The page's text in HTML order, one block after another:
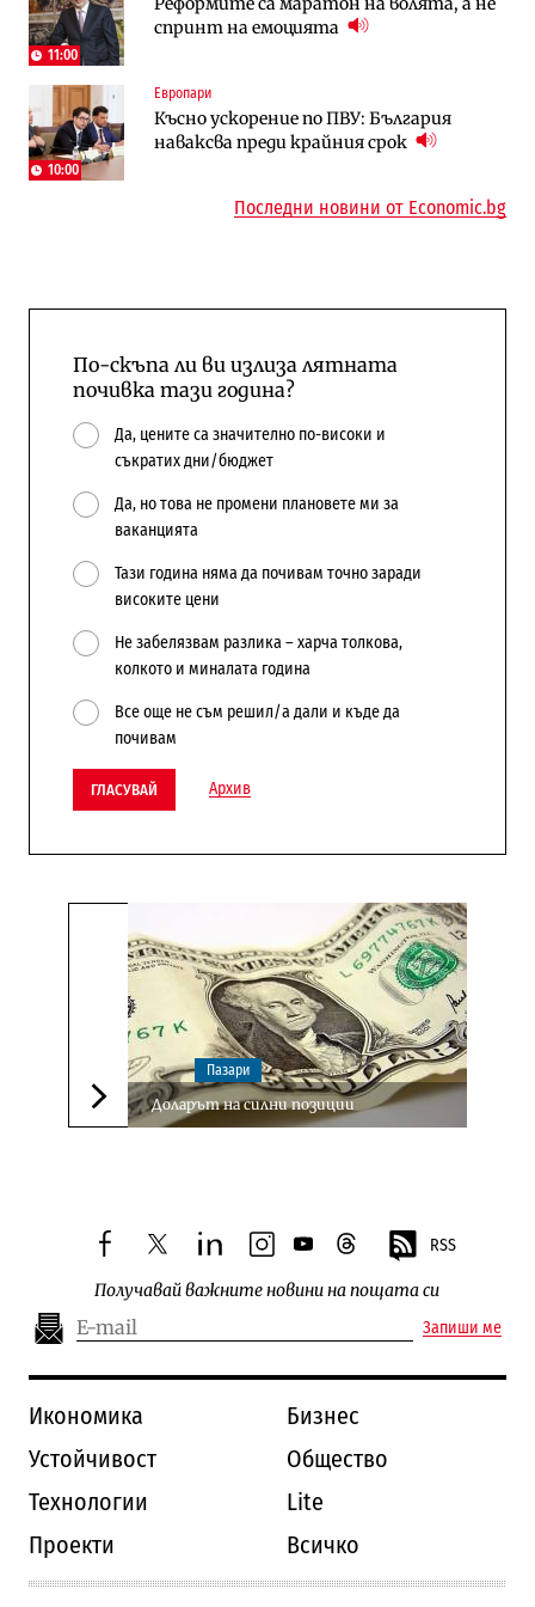
11:00
спринт на емоцията
10:00
Европари
Късно ускорение по ПВУ: България
наваксва преди крайния срок
няколко седмици, ако сушата продължи
Енергетика
Държавният ТЕЦ „Марица изток 2“
работи с 5 блока
в лева: Какво предстои?
Компании
„Ендуросат“ ще строи огромен
космически и отбранителен център в
Последни новини от Economic.bg
По-скъпа ли ви излиза лятната
почивка тази година?
Да, цените са значително по-високи и
съкратих дни/бюджет
Да, но това не промени плановете ми за
ваканцията
Тази година няма да почивам точно заради
високите цени
Не забелязвам разлика – харча толкова,
колкото и миналата година
Все още не съм решил/а дали и къде да
почивам
ГЛАСУВАЙ Архив
Следваща новина
Пазари
Доларът на силни позиции
facebooktwitterlinkedininstagram
youtubethreads RSS
Получавай важните новини на пощата си
Запиши ме
Икономика
Бизнес
Устойчивост
Общество
Технологии
Lite
Проекти
Всичко